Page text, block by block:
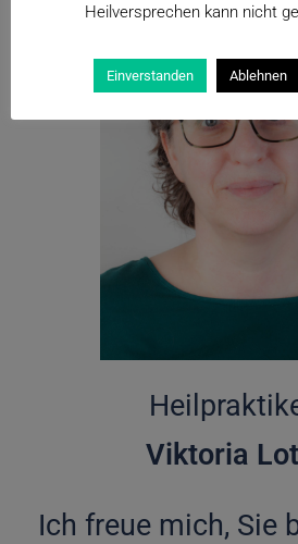
Viktoria
Ich freue mich, Sie
Heilversprechen kann nicht
Einverstanden Ablehnen